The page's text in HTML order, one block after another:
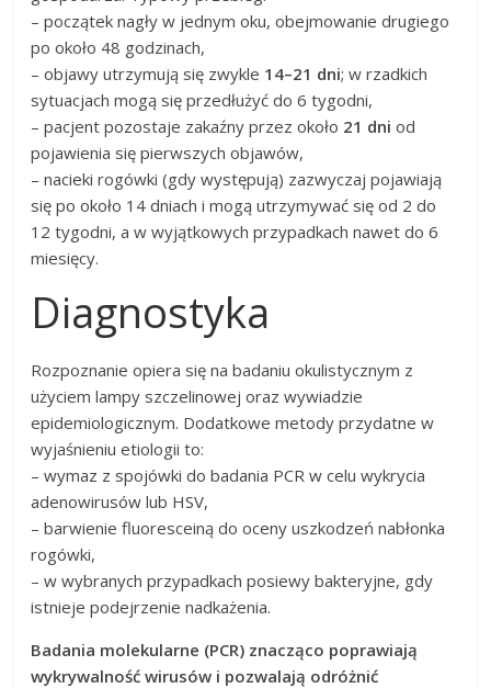
– początek nagły w jednym oku, obejmowanie drugiego
po około 48 godzinach,
– objawy utrzymują się zwykle 14–21 dni; w rzadkich
sytuacjach mogą się przedłużyć do 6 tygodni,
– pacjent pozostaje zakaźny przez około 21 dni od
pojawienia się pierwszych objawów,
– nacieki rogówki (gdy występują) zazwyczaj pojawiają
się po około 14 dniach i mogą utrzymywać się od 2 do
12 tygodni, a w wyjątkowych przypadkach nawet do 6
miesięcy.
Diagnostyka
Rozpoznanie opiera się na badaniu okulistycznym z
użyciem lampy szczelinowej oraz wywiadzie
epidemiologicznym. Dodatkowe metody przydatne w
wyjaśnieniu etiologii to:
– wymaz z spojówki do badania PCR w celu wykrycia
adenowirusów lub HSV,
– barwienie fluoresceiną do oceny uszkodzeń nabłonka
rogówki,
– w wybranych przypadkach posiewy bakteryjne, gdy
istnieje podejrzenie nadkażenia.
Badania molekularne (PCR) znacząco poprawiają
wykrywalność wirusów i pozwalają odróżnić